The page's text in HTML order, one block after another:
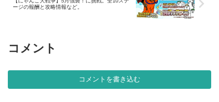
ージの報酬と攻略情報など。
コメント
コメントを書き込む